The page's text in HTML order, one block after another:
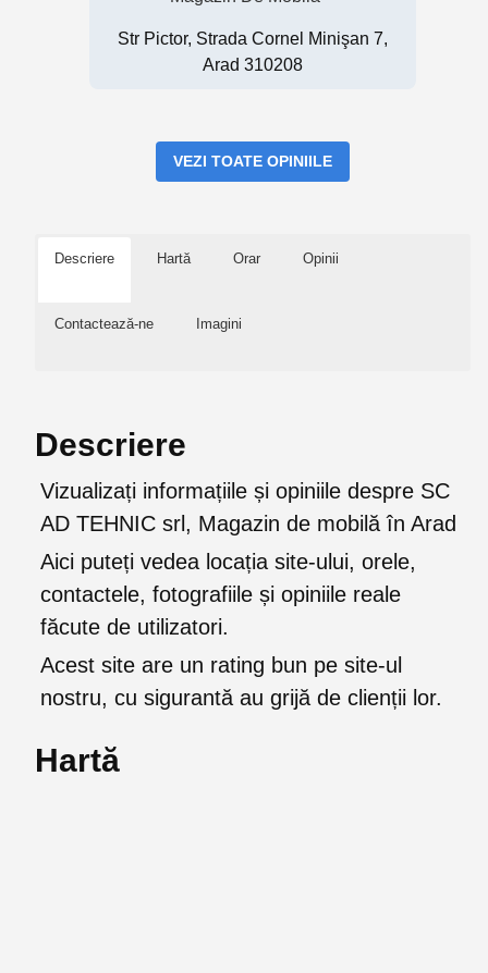
Str Pictor, Strada Cornel Minişan 7,
Arad 310208
VEZI TOATE OPINIILE
Descriere Hartă Orar Opinii
Contactează-ne Imagini
Descriere
Vizualizați informațiile și opiniile despre SC
AD TEHNIC srl, Magazin de mobilă în Arad
Aici puteți vedea locația site-ului, orele,
contactele, fotografiile și opiniile reale
făcute de utilizatori.
Acest site are un rating bun pe site-ul
nostru, cu sigurantă au grijă de clienții lor.
Hartă